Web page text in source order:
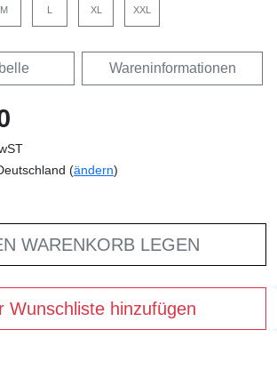
M XL XXL
Wareninformationen
(ändern)
WARENKORB LEGEN
Wunschliste hinzufügen